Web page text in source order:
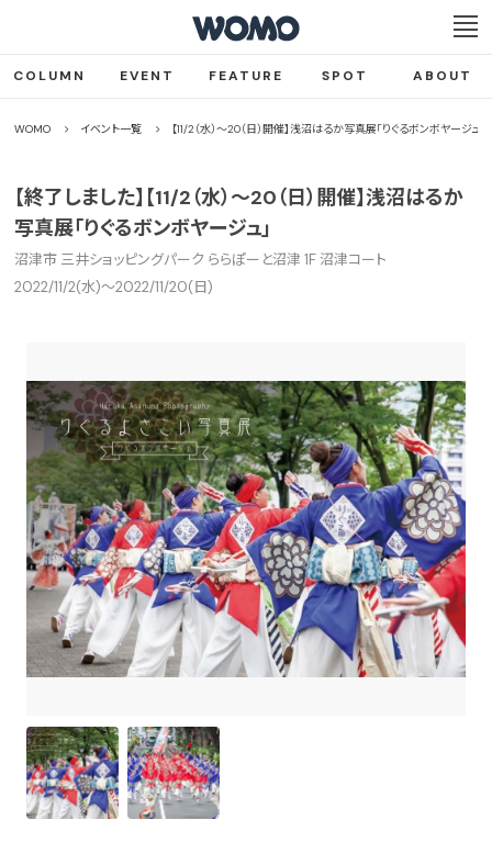
COLUMN EVENT FEATURE SPOT ABOUT
WOMO イベント一覧 【11/2（水）〜20（日）開催】浅沼はるか写真展「りぐるボンボヤージュ」
【終了しました】【11/2（水）〜20（日）開催】浅沼はるか
写真展「りぐるボンボヤージュ」
沼津市 三井ショッピングパーク ららぽーと沼津 1F 沼津コート
2022/11/2(水)〜2022/11/20(日)